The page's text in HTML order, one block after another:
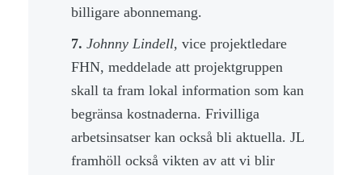
billigare abonnemang.
7. Johnny Lindell, vice projektledare
FHN, meddelade att projektgruppen
skall ta fram lokal information som kan
begränsa kostnaderna. Frivilliga
arbetsinsatser kan också bli aktuella. JL
framhöll också vikten av att vi blir